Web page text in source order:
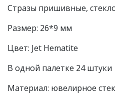
Стразы пришивные,
Размер: 26*9 мм
Цвет: Jet Hematite
В одной палетке 24 штуки
Материал: ювелирное